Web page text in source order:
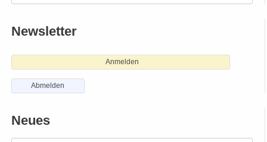
Newsletter
Anmelden
Abmelden
Neues